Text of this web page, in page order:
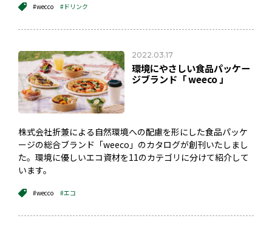
#wecco #ドリンク
2022.03.17
環境にやさしい食品パッケー
ジブランド「 weeco 」
株式会社折兼による自然環境への配慮を形にした食品パッケ
ージの総合ブランド「weeco」のカタログが創刊いたしまし
た。環境に優しいエコ資材を11のカテゴリに分けて紹介して
います。
#wecco #エコ